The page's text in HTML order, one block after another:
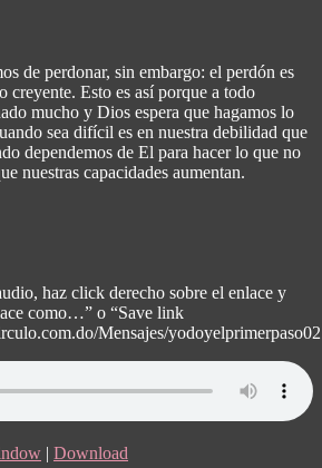
de perdonar, sin embargo: el perdón es
creyente. Esto es así porque a todo
mucho y Dios espera que hagamos lo
sea difícil es en nuestra debilidad que
dependemos de El para hacer lo que no
nuestras capacidades aumentan.
haz click derecho sobre el enlace y
como…” o “Save link
Mensajes/
| Download